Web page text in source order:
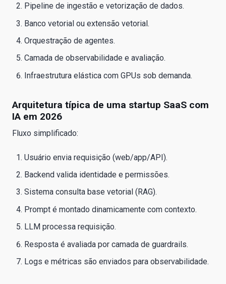
Pipeline de ingestão e vetorização de dados.
Banco vetorial ou extensão vetorial.
Orquestração de agentes.
Camada de observabilidade e avaliação.
Infraestrutura elástica com GPUs sob demanda.
Arquitetura típica de uma startup SaaS com
IA em 2026
Fluxo simplificado:
Usuário envia requisição (web/app/API).
Backend valida identidade e permissões.
Sistema consulta base vetorial (RAG).
Prompt é montado dinamicamente com contexto.
LLM processa requisição.
Resposta é avaliada por camada de guardrails.
Logs e métricas são enviados para observabilidade.